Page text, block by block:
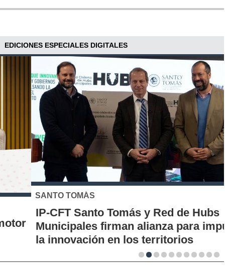
EDICIONES ESPECIALES DIGITALES
SANTO TOMÁS
IP-CFT Santo Tomás y Red de Hubs
Municipales firman alianza para impulsar
la innovación en los territorios